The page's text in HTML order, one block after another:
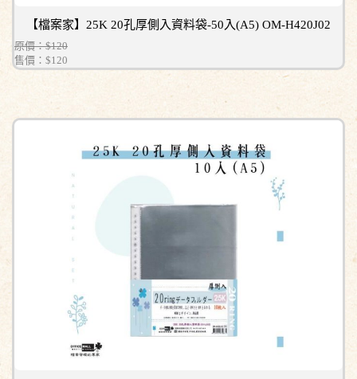
【檔案家】25K 20孔厚側入資料袋-50入(A5) OM-H420J02
原價：$120
售價： $120